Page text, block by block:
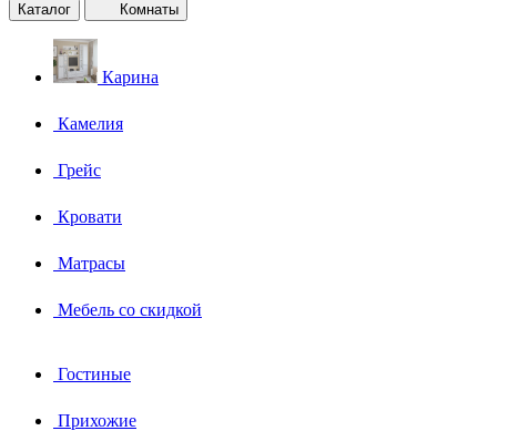
Каталог Комнаты
Карина
Камелия
Грейс
Кровати
Матрасы
Мебель со скидкой
Гостиные
Прихожие